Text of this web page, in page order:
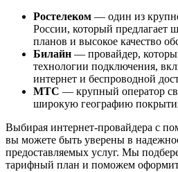
Ростелеком — один из
России, который
планов и высокое качество
Билайн — провайдер,
технологии подключения,
интернет и беспроводной
МТС — крупный оператор
широкую географию
Выбирая интернет-провайдера с
вы можете быть уверены в
предоставляемых услуг. Мы
тарифный план и поможем